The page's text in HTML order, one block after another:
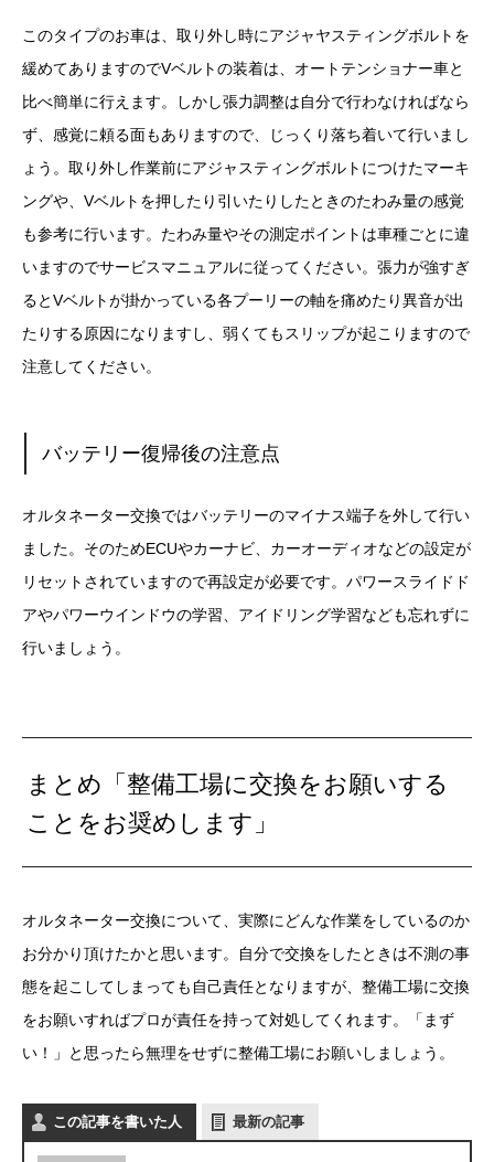
このタイプのお車は、取り外し時にアジャヤスティングボルトを
緩めてありますのでVベルトの装着は、オートテンショナー車と
比べ簡単に行えます。しかし張力調整は自分で行わなければなら
ず、感覚に頼る面もありますので、じっくり落ち着いて行いまし
ょう。取り外し作業前にアジャスティングボルトにつけたマーキ
ングや、Vベルトを押したり引いたりしたときのたわみ量の感覚
も参考に行います。たわみ量やその測定ポイントは車種ごとに違
いますのでサービスマニュアルに従ってください。張力が強すぎ
るとVベルトが掛かっている各プーリーの軸を痛めたり異音が出
たりする原因になりますし、弱くてもスリップが起こりますので
注意してください。
バッテリー復帰後の注意点
オルタネーター交換ではバッテリーのマイナス端子を外して行い
ました。そのためECUやカーナビ、カーオーディオなどの設定が
リセットされていますので再設定が必要です。パワースライドド
アやパワーウインドウの学習、アイドリング学習なども忘れずに
行いましょう。
まとめ「整備工場に交換をお願いする
ことをお奨めします」
オルタネーター交換について、実際にどんな作業をしているのか
お分かり頂けたかと思います。自分で交換をしたときは不測の事
態を起こしてしまっても自己責任となりますが、整備工場に交換
をお願いすればプロが責任を持って対処してくれます。「まず
い！」と思ったら無理をせずに整備工場にお願いしましょう。
この記事を書いた人 最新の記事